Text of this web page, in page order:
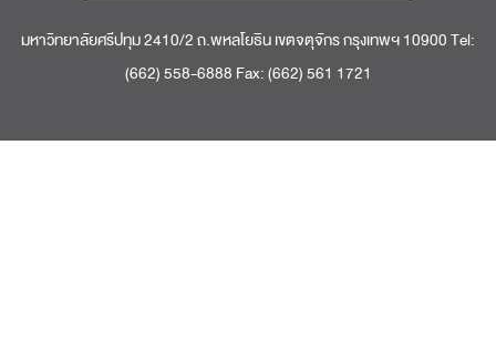
มหาวิทยาลัยศรีปทุม 2410/2 ถ.พหลโยธิน เขตจตุจักร กรุงเทพฯ 10900 Tel:
(662) 558-6888 Fax: (662) 561 1721